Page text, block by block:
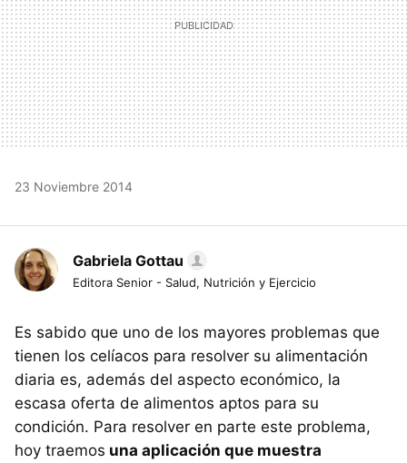
23 Noviembre 2014
Gabriela Gottau
Editora Senior - Salud, Nutrición y Ejercicio
Es sabido que uno de los mayores problemas que
tienen los celíacos para resolver su alimentación
diaria es, además del aspecto económico, la
escasa oferta de alimentos aptos para su
condición. Para resolver en parte este problema,
hoy traemos una aplicación que muestra